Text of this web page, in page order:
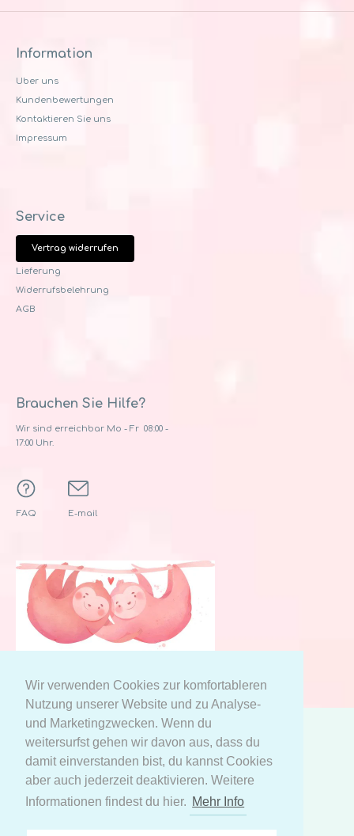
Wir verwenden Cookies zur komfortableren
Nutzung unserer Website und zu Analyse-
und Marketingzwecken. Wenn du
weitersurfst gehen wir davon aus, dass du
damit einverstanden bist, du kannst Cookies
aber auch jederzeit deaktivieren. Weitere
Informationen findest du hier. Mehr Info
Information
Uber uns
Kundenbewertungen
Kontaktieren Sie uns
Impressum
Service
Vertrag widerrufen
Lieferung
Widerrufsbelehrung
AGB
Brauchen Sie Hilfe?
Wir sind erreichbar Mo - Fr 08:00 -
17:00 Uhr.
FAQ E-mail
AGB Datenschutzerklärung
Meine persönlichen Daten
Facebook Instagram